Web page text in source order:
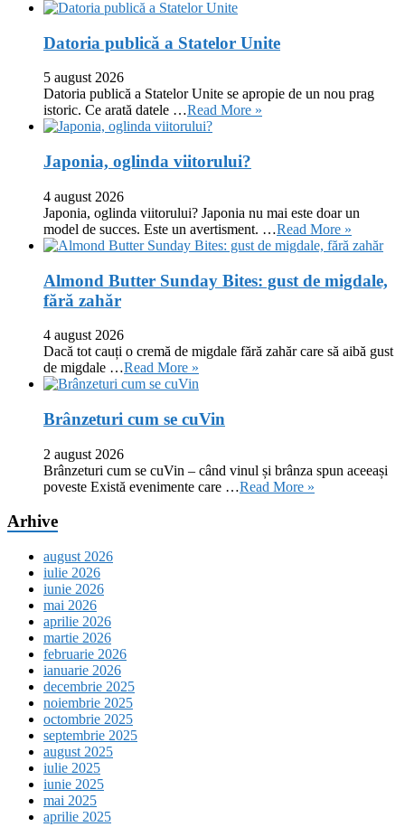
Datoria publică a Statelor Unite
5 august 2026
Datoria publică a Statelor Unite se apropie de un nou prag
istoric. Ce arată datele …Read More »
Japonia, oglinda viitorului?
4 august 2026
Japonia, oglinda viitorului? Japonia nu mai este doar un
model de succes. Este un avertisment. …Read More »
Almond Butter Sunday Bites: gust de migdale,
fără zahăr
4 august 2026
Dacă tot cauți o cremă de migdale fără zahăr care să aibă gust
de migdale …Read More »
Brânzeturi cum se cuVin
2 august 2026
Brânzeturi cum se cuVin – când vinul și brânza spun aceeași
poveste Există evenimente care …Read More »
Arhive
august 2026
iulie 2026
iunie 2026
mai 2026
aprilie 2026
martie 2026
februarie 2026
ianuarie 2026
decembrie 2025
noiembrie 2025
octombrie 2025
septembrie 2025
august 2025
iulie 2025
iunie 2025
mai 2025
aprilie 2025